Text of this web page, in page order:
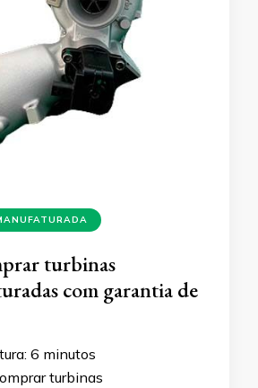
turbinas
com garantia de
6 minutos
turbinas